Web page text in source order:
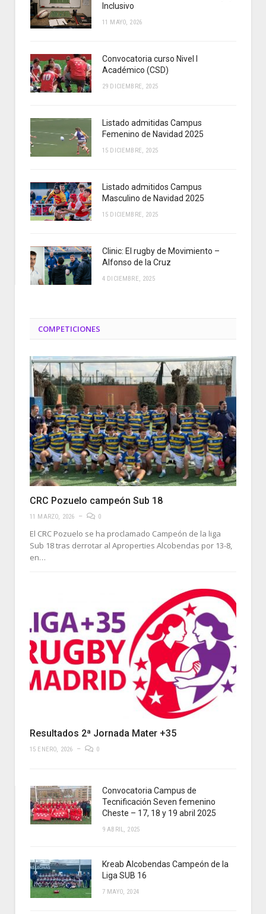
Inclusivo
11 MAYO, 2026
Convocatoria curso Nivel I
Académico (CSD)
29 DICIEMBRE, 2025
Listado admitidas Campus
Femenino de Navidad 2025
15 DICIEMBRE, 2025
Listado admitidos Campus
Masculino de Navidad 2025
15 DICIEMBRE, 2025
Clinic: El rugby de Movimiento –
Alfonso de la Cruz
4 DICIEMBRE, 2025
COMPETICIONES
CRC Pozuelo campeón Sub 18
11 MARZO, 2026 0
El CRC Pozuelo se ha proclamado Campeón de la liga
Sub 18 tras derrotar al Aproperties Alcobendas por 13-8,
en…
Resultados 2ª Jornada Mater +35
15 ENERO, 2026 0
Convocatoria Campus de
Tecnificación Seven femenino
Cheste – 17, 18 y 19 abril 2025
9 ABRIL, 2025
Kreab Alcobendas Campeón de la
Liga SUB 16
7 MAYO, 2024